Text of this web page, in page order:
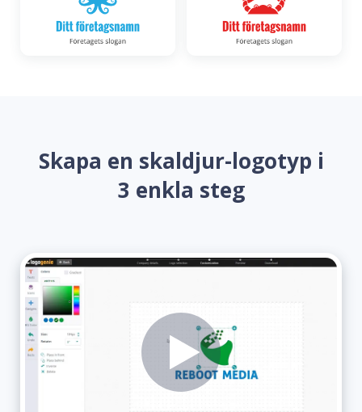
Skapa en skaldjur-logotyp i
3 enkla steg